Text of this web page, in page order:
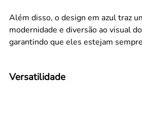
Além disso, o design em azul traz
modernidade e diversão ao visual
garantindo que eles estejam
Versatilidade